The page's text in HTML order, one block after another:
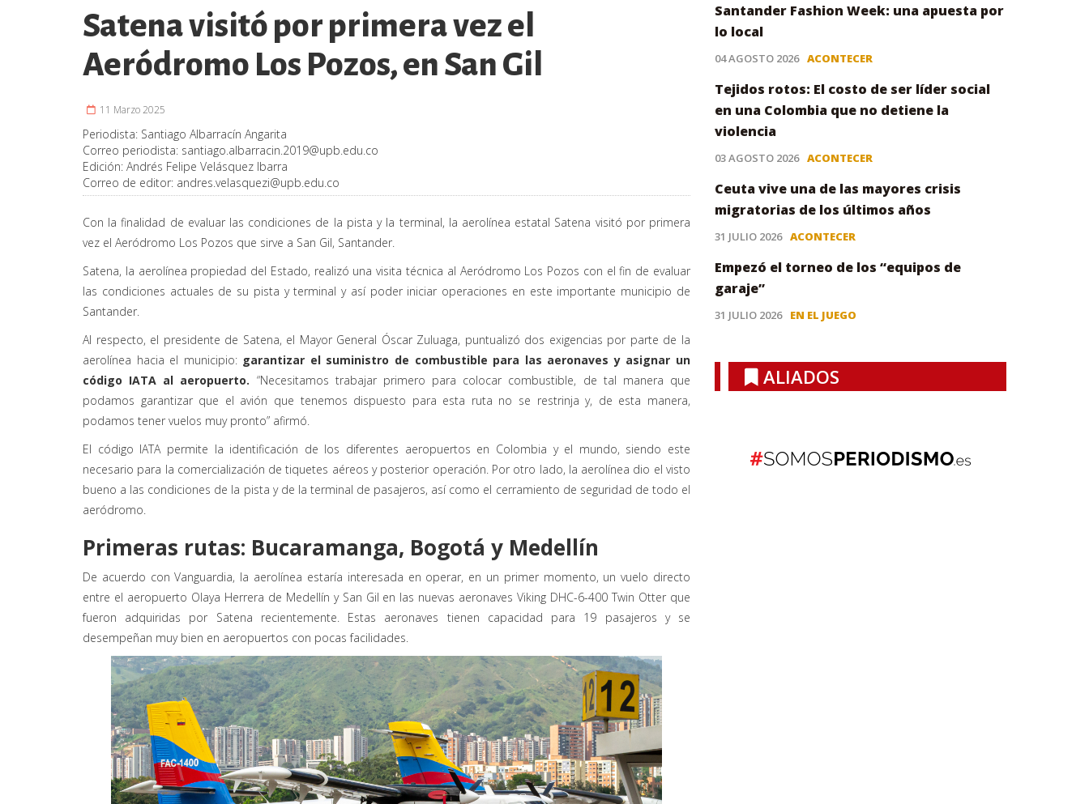
Satena visitó por primera vez el
Aeródromo Los Pozos, en San Gil
11 Marzo 2025
Periodista: Santiago Albarracín Angarita
Correo periodista: santiago.albarracin.2019@upb.edu.co
Edición: Andrés Felipe Velásquez Ibarra
Correo de editor: andres.velasquezi@upb.edu.co
Con la finalidad de evaluar las condiciones de la pista y la terminal, la aerolínea estatal Satena visitó por primera
vez el Aeródromo Los Pozos que sirve a San Gil, Santander.
Satena, la aerolínea propiedad del Estado, realizó una visita técnica al Aeródromo Los Pozos con el fin de evaluar
las condiciones actuales de su pista y terminal y así poder iniciar operaciones en este importante municipio de
Santander.
Al respecto, el presidente de Satena, el Mayor General Óscar Zuluaga, puntualizó dos exigencias por parte de la
aerolínea hacia el municipio: garantizar el suministro de combustible para las aeronaves y asignar un
código IATA al aeropuerto. “Necesitamos trabajar primero para colocar combustible, de tal manera que
podamos garantizar que el avión que tenemos dispuesto para esta ruta no se restrinja y, de esta manera,
podamos tener vuelos muy pronto” afirmó.
El código IATA permite la identificación de los diferentes aeropuertos en Colombia y el mundo, siendo este
necesario para la comercialización de tiquetes aéreos y posterior operación. Por otro lado, la aerolínea dio el visto
bueno a las condiciones de la pista y de la terminal de pasajeros, así como el cerramiento de seguridad de todo el
aeródromo.
Primeras rutas: Bucaramanga, Bogotá y Medellín
De acuerdo con Vanguardia, la aerolínea estaría interesada en operar, en un primer momento, un vuelo directo
entre el aeropuerto Olaya Herrera de Medellín y San Gil en las nuevas aeronaves Viking DHC-6-400 Twin Otter que
fueron adquiridas por Satena recientemente. Estas aeronaves tienen capacidad para 19 pasajeros y se
desempeñan muy bien en aeropuertos con pocas facilidades.
Santander Fashion Week: una apuesta por
lo local
04 AGOSTO 2026 ACONTECER
Tejidos rotos: El costo de ser líder social
en una Colombia que no detiene la
violencia
03 AGOSTO 2026 ACONTECER
Ceuta vive una de las mayores crisis
migratorias de los últimos años
31 JULIO 2026 ACONTECER
Empezó el torneo de los “equipos de
garaje”
31 JULIO 2026 EN EL JUEGO
ALIADOS